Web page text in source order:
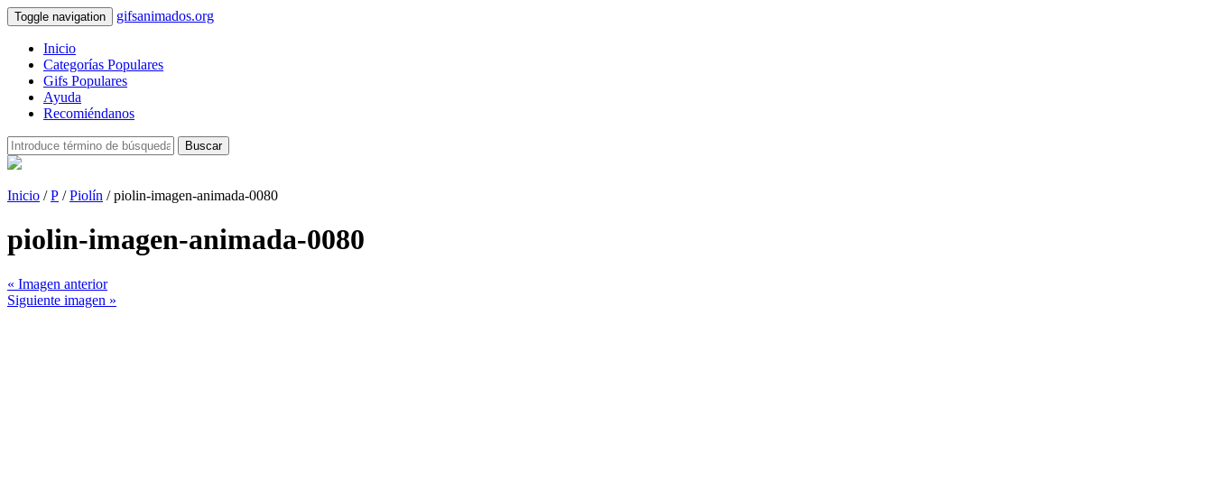
Toggle navigation gifsanimados.org
Inicio
Categorías Populares
Gifs Populares
Ayuda
Recomiéndanos
Buscar
Inicio /P /Piolín / piolin-imagen-animada-0080
piolin-imagen-animada-0080
« Imagen anterior
Siguiente imagen »